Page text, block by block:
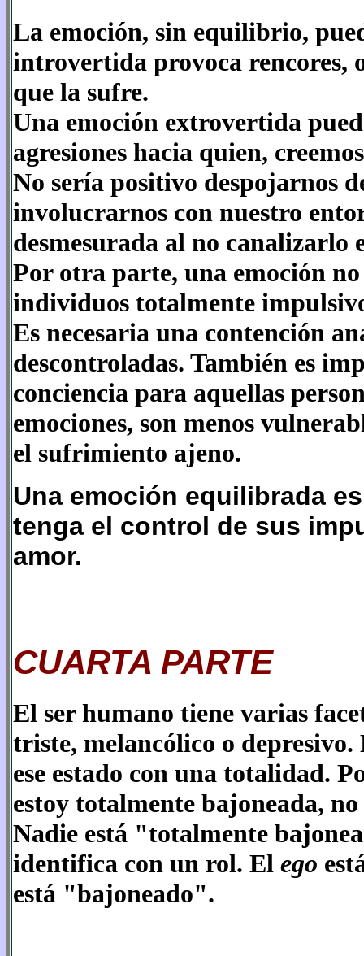
La emoción, sin equilibrio,
introvertida provoca rencores,
que la sufre.
Una emoción extrovertida
agresiones hacia quien,
No sería positivo despojarnos
involucrarnos con nuestro
desmesurada al no canalizarlo
Por otra parte, una emoción
individuos totalmente
Es necesaria una contención
descontroladas. También es
conciencia para aquellas
emociones, son menos
el sufrimiento ajeno.
Una emoción equilibrada
tenga el control de sus
amor.
CUARTA PARTE
El ser humano tiene varias
triste, melancólico o
ese estado con una totalidad.
estoy totalmente bajoneada,
Nadie está "totalmente
identifica con un rol. El ego
está "bajoneado".